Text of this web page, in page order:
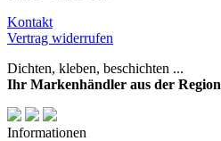
Kontakt
Vertrag widerrufen
Dichten, kleben, beschichten ...
Ihr Markenhändler aus der Region
Informationen